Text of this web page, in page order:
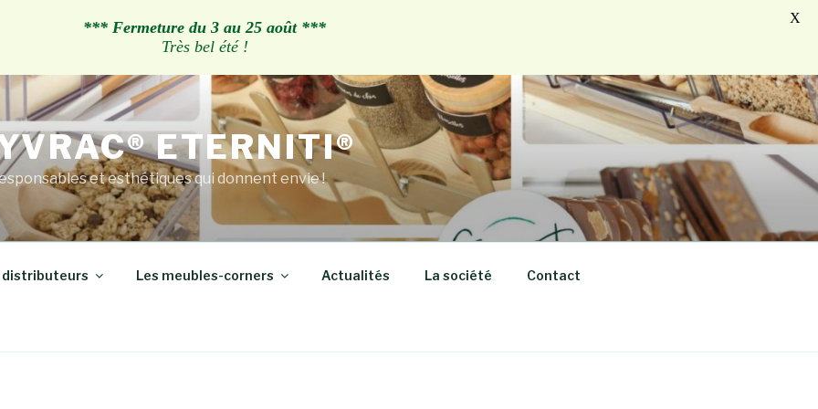
ETERNITI®
et esthétiques qui donnent envie !
distributeurs Les meubles-corners Actualités La société Contact
*** Fermeture du 3 au 25 août ***
Très bel été !
X